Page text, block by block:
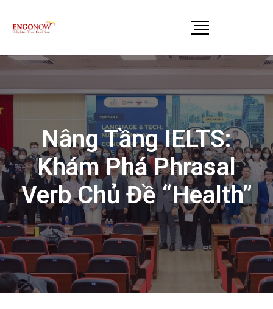
Nâng Tầng IELTS:
Khám Phá Phrasal
Verb Chủ Đề “Health”